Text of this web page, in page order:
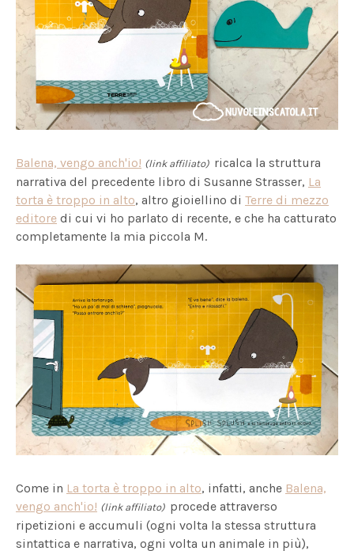
Balena, vengo anch'io! (link affiliato) ricalca la struttura
narrativa del precedente libro di Susanne Strasser, La
torta è troppo in alto, altro gioiellino di Terre di mezzo
editore di cui vi ho parlato di recente, e che ha catturato
completamente la mia piccola M.
Come in La torta è troppo in alto, infatti, anche Balena,
vengo anch'io! (link affiliato) procede attraverso
ripetizioni e accumuli (ogni volta la stessa struttura
sintattica e narrativa, ogni volta un animale in più),